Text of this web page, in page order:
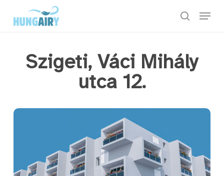
keresés
Menu
Szigeti, Váci Mihály
utca 12.